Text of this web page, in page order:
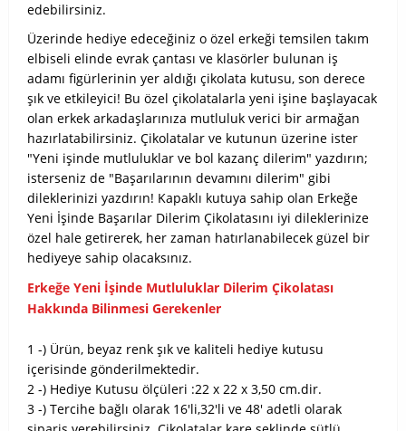
edebilirsiniz.
Üzerinde hediye edeceğiniz o özel erkeği temsilen takım
elbiseli elinde evrak çantası ve klasörler bulunan iş
adamı figürlerinin yer aldığı çikolata kutusu, son derece
şık ve etkileyici! Bu özel çikolatalarla yeni işine başlayacak
olan erkek arkadaşlarınıza mutluluk verici bir armağan
hazırlatabilirsiniz. Çikolatalar ve kutunun üzerine ister
"Yeni işinde mutluluklar ve bol kazanç dilerim" yazdırın;
isterseniz de "Başarılarının devamını dilerim" gibi
dileklerinizi yazdırın! Kapaklı kutuya sahip olan Erkeğe
Yeni İşinde Başarılar Dilerim Çikolatasını iyi dileklerinize
özel hale getirerek, her zaman hatırlanabilecek güzel bir
hediyeye sahip olacaksınız.
Erkeğe Yeni İşinde Mutluluklar Dilerim Çikolatası
Hakkında Bilinmesi Gerekenler
1 -) Ürün, beyaz renk şık ve kaliteli hediye kutusu
içerisinde gönderilmektedir.
2 -) Hediye Kutusu ölçüleri :22 x 22 x 3,50 cm.dir.
3 -) Tercihe bağlı olarak 16'li,32'li ve 48' adetli olarak